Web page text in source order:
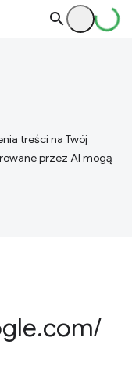
treści na Twój
przez AI mogą
.com/